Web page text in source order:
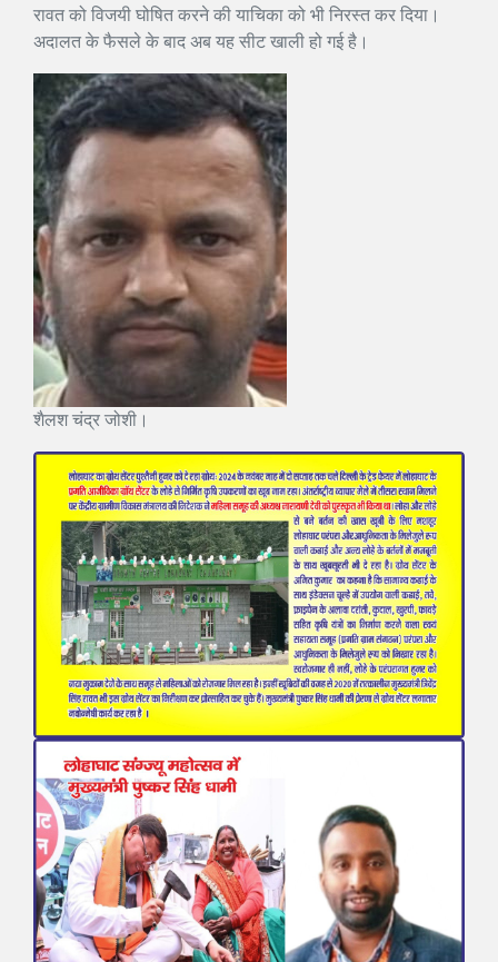
रावत को विजयी घोषित करने की याचिका को भी निरस्त कर दिया।
अदालत के फैसले के बाद अब यह सीट खाली हो गई है।
शैलश चंद्र जोशी।